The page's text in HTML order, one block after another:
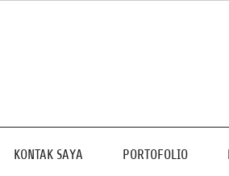
KONTAK SAYA PORTOFOLIO